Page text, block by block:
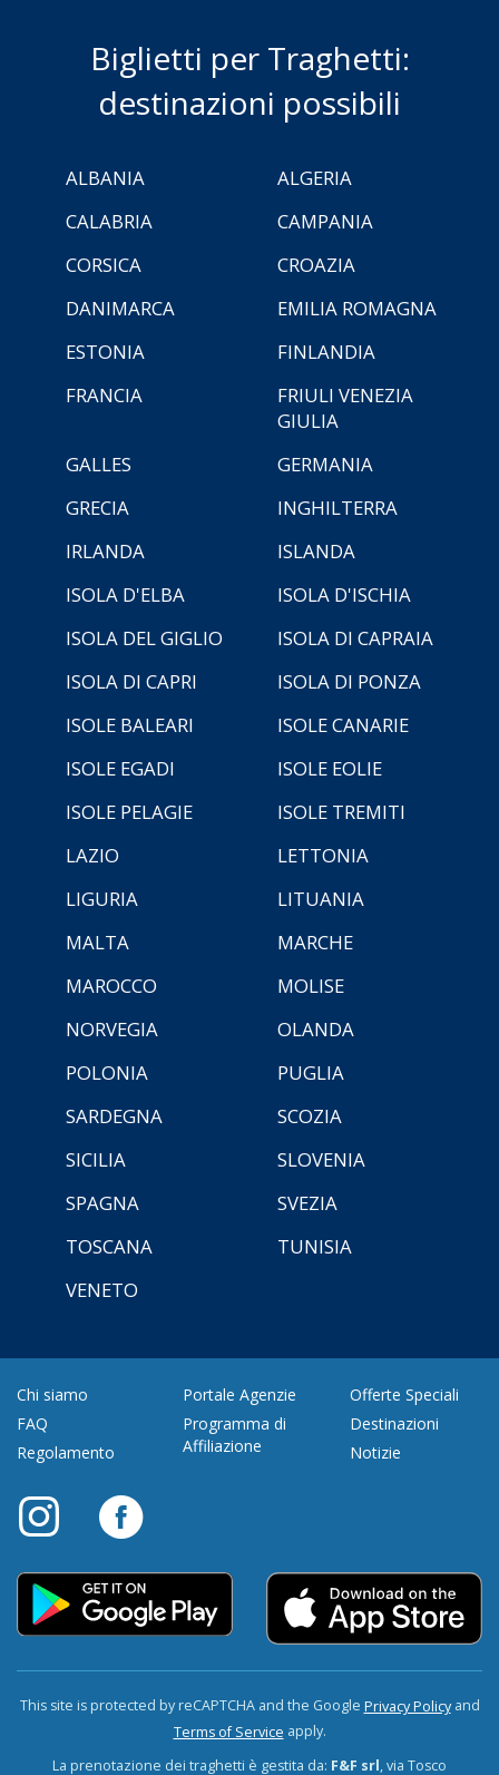
Biglietti per Traghetti:
destinazioni possibili
ALBANIA
ALGERIA
CALABRIA
CAMPANIA
CORSICA
CROAZIA
DANIMARCA
EMILIA ROMAGNA
ESTONIA
FINLANDIA
FRANCIA
FRIULI VENEZIA
GIULIA
GALLES
GERMANIA
GRECIA
INGHILTERRA
IRLANDA
ISLANDA
ISOLA D'ELBA
ISOLA D'ISCHIA
ISOLA DEL GIGLIO
ISOLA DI CAPRAIA
ISOLA DI CAPRI
ISOLA DI PONZA
ISOLE BALEARI
ISOLE CANARIE
ISOLE EGADI
ISOLE EOLIE
ISOLE PELAGIE
ISOLE TREMITI
LAZIO
LETTONIA
LIGURIA
LITUANIA
MALTA
MARCHE
MAROCCO
MOLISE
NORVEGIA
OLANDA
POLONIA
PUGLIA
SARDEGNA
SCOZIA
SICILIA
SLOVENIA
SPAGNA
SVEZIA
TOSCANA
TUNISIA
VENETO
Chi siamo
FAQ
Regolamento
Portale Agenzie
Programma di
Affiliazione
Offerte Speciali
Destinazioni
Notizie
This site is protected by reCAPTCHA and the Google Privacy Policyand
Terms of Service apply.
La prenotazione dei traghetti è gestita da: F&F srl, via Tosco